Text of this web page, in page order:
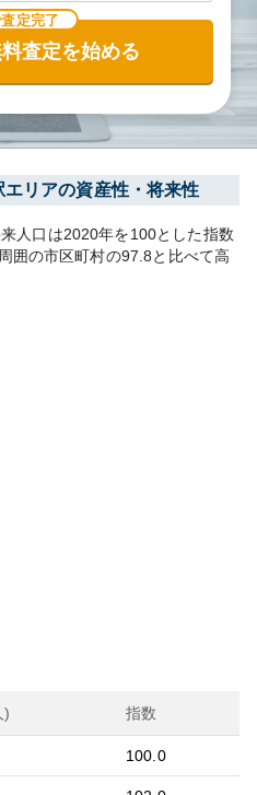
定完了
査定を始める
エリアの資産性・将来性
人口は2020年を100とした指数
周囲の市区町村の97.8と比べて高
) 指数
100.0